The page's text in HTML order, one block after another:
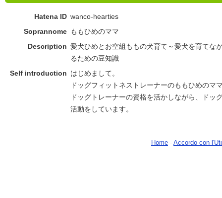
Hatena ID wanco-hearties
Soprannome ももひめのママ
Description 愛犬ひめとお空組ももの犬育て～愛犬を育てな
るための豆知識
Self introduction はじめまして。
ドッグフィットネストレーナーのももひめのマ
ドッグトレーナーの資格を活かしながら、ドッ
活動をしています。
Home - Accordo con